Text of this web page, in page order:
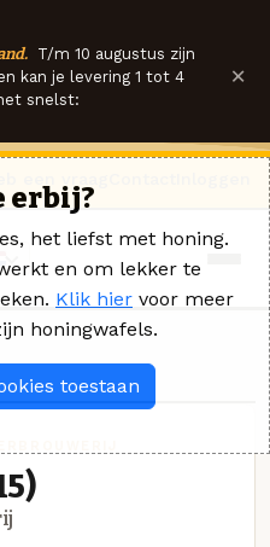
T/m 10 augustus zijn
kan je levering 1 tot 4
snelst:
×
erbij?
het liefst met honing.
en om lekker te
Klik hier voor meer
honingwafels.
toestaan